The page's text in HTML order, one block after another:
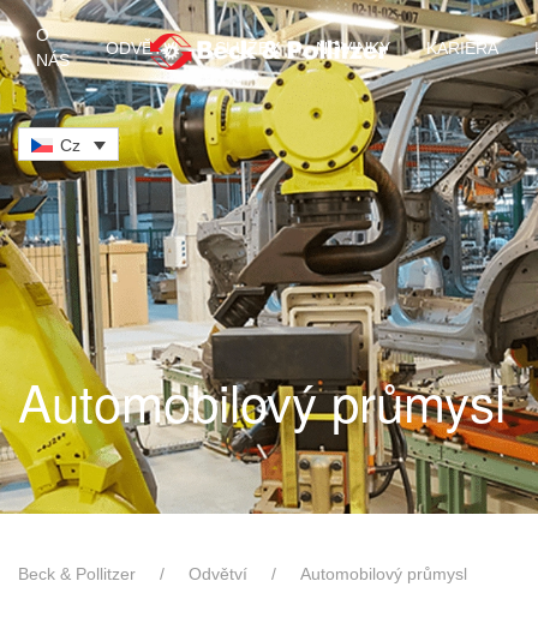
Skip to main content
O
NÁS
ODVĚTVÍ SLUŽBY NOVINKY KARIÉRA
Cz
Automobilový průmysl
Beck & Pollitzer Odvětví Automobilový průmysl